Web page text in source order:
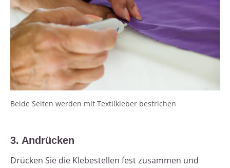
Beide Seiten werden mit Textilkleber bestrichen
3. Andrücken
Drücken Sie die Klebestellen fest zusammen und